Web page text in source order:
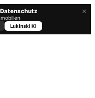
×
Lukinski KI